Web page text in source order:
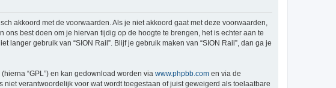
akkoord met de voorwaarden. Als je niet akkoord gaat met deze voorwaarden,
best doen om je hiervan tijdig op de hoogte te brengen, het is echter aan te
gebruik van “SION Rail”. Blijf je gebruik maken van “SION Rail”, dan ga je
(hierna “GPL”) en kan gedownload worden via www.phpbb.com en via de
verantwoordelijk voor wat wordt toegestaan of juist geweigerd als toelaatbare